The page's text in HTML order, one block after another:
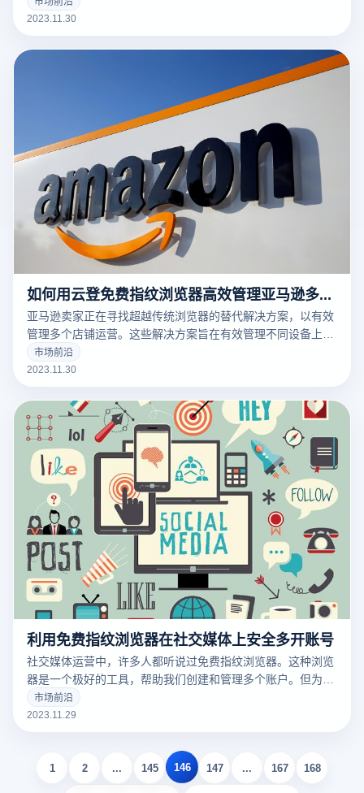
2023.11.30
如何用云登免费指纹浏览器高效管理亚马逊多账户？
亚马逊卖家正在寻找超越传统浏览器的替代解决方案，以有效
管理多个店铺运营。这些解决方案旨在有效管理不同设备上的
多个账户，并防止账户之间的关联。那如何用云登免费指纹浏
览器高效管理亚马逊多账户？
市场前沿
2023.11.30
利用免费指纹浏览器在社交媒体上安全多开账号
社交媒体运营中，许多人都听说过免费指纹浏览器。这种浏览
器是一个极好的工具，帮助我们创建和管理多个账户。但为什
么反追踪浏览器能够安全地进行账号多开呢？
市场前沿
2023.11.29
1 2 ... 145 146 147 ... 167 168